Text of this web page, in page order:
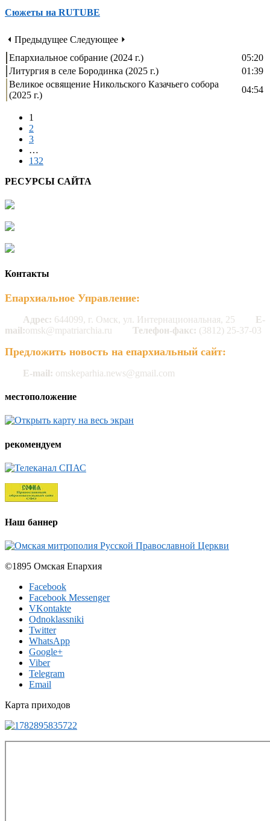
Сюжеты на RUTUBE
⏴ Предыдущее Следующее ⏵
Епархиальное собрание (2024 г.)
05:20
Литургия в селе Бородинка (2025 г.)
01:39
Великое освящение Никольского Казачьего собора
(2025 г.)
04:54
1
2
3
…
132
РЕСУРСЫ САЙТА
Контакты
Епархиальное Управление:
Адрес: 644099, г. Омск, ул. Интернациональная, 25
E-
mail:omsk@mpatriarchia.ru Телефон-факс: (3812) 25-37-03
Предложить новость на епархиальный сайт:
E-mail: omskeparhia.news@gmail.com
местоположение
рекомендуем
Наш баннер
©1895 Омская Епархия
Facebook
Facebook Messenger
VKontakte
Odnoklassniki
Twitter
WhatsApp
Google+
Viber
Telegram
Email
Карта приходов